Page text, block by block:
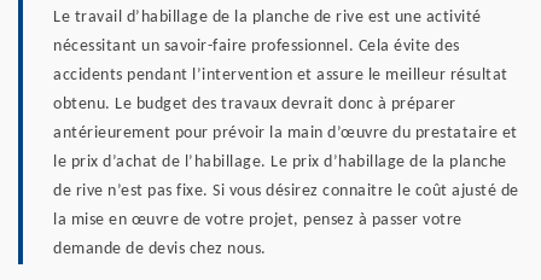
Le travail d’habillage de la planche de rive est une activité
nécessitant un savoir-faire professionnel. Cela évite des
accidents pendant l’intervention et assure le meilleur résultat
obtenu. Le budget des travaux devrait donc à préparer
antérieurement pour prévoir la main d’œuvre du prestataire et
le prix d’achat de l’habillage. Le prix d’habillage de la planche
de rive n’est pas fixe. Si vous désirez connaitre le coût ajusté de
la mise en œuvre de votre projet, pensez à passer votre
demande de devis chez nous.